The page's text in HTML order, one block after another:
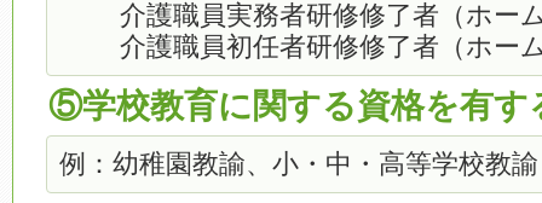
介護職員実務者研修修了者（ホー
介護職員初任者研修修了者（ホー
⑤学校教育に関する資格を有す
例：幼稚園教諭、小・中・高等学校教諭